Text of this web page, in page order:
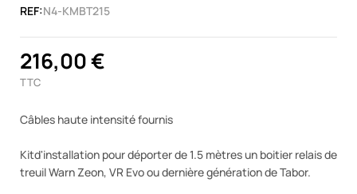
REF:N4-KMBT215
216,00 €
TTC
Câbles haute intensité fournis
Kitd'installation pour déporter de 1.5 mètres un boitier relais de
treuil Warn Zeon, VR Evo ou dernière génération de Tabor.